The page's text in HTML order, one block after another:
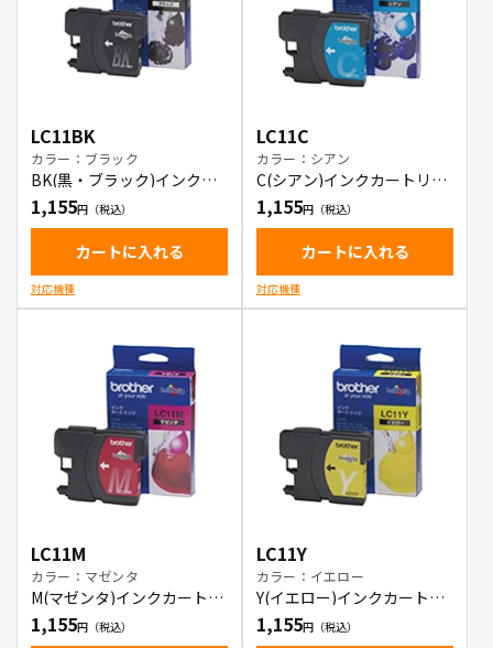
LC11BK
カラー：ブラック
BK(黒・ブラック)インクカ
ートリッジ
1,155
カートに入れる
対応機種
LC11C
カラー：シアン
C(シアン)インクカートリッ
ジ
1,155
カートに入れる
対応機種
LC11M
カラー：マゼンタ
M(マゼンタ)インクカートリ
ッジ
1,155
LC11Y
カラー：イエロー
Y(イエロー)インクカートリ
ッジ
1,155